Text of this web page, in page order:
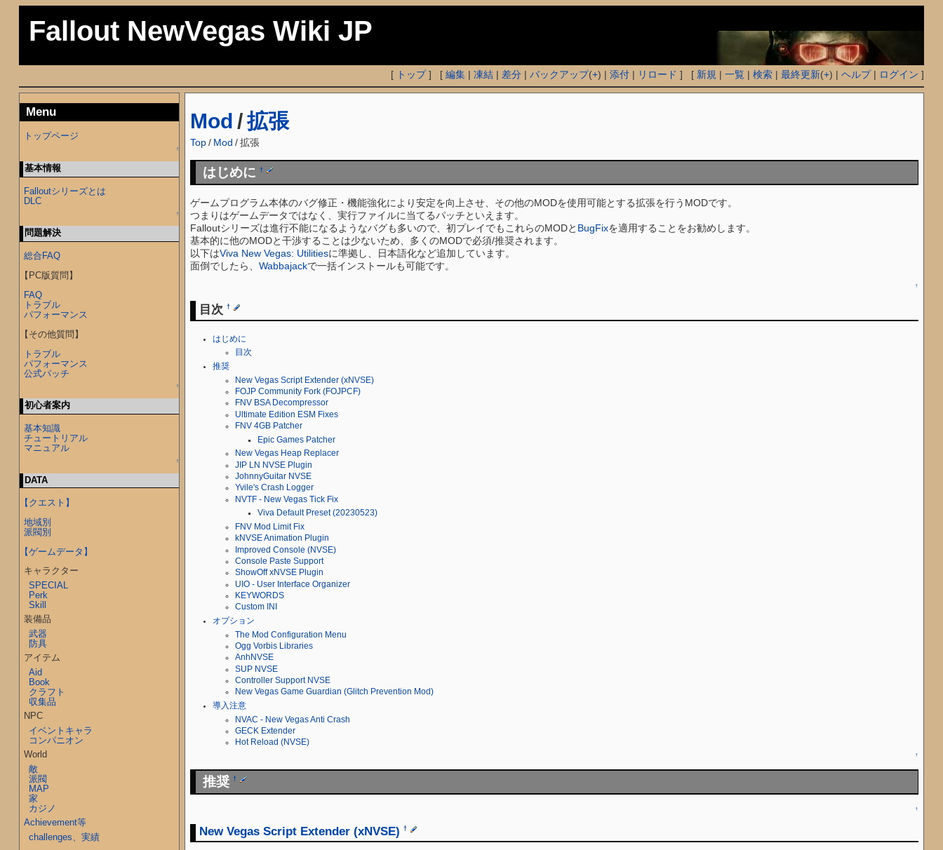
Fallout NewVegas Wiki JP
[ トップ] [編集 |凍結 | 差分 |バックアップ(+) |添付 | リロード ] [ 新規 |一覧 |検索 |最終更新(+) |ヘルプ| ログイン ]
Mod /拡張
Top/ Mod /拡張
はじめに†
ゲームプログラム本体のバグ修正・機能強化により安定を向上させ、その他のMODを使用可能とする拡張を行うMODです。
つまりはゲームデータではなく、実行ファイルに当てるパッチといえます。
Falloutシリーズは進行不能になるようなバグも多いので、初プレイでもこれらのMODと BugFixを適用することをお勧めします。
基本的に他のMODと干渉することは少ないため、多くのMODで必須/推奨されます。
以下はViva New Vegas: Utilitiesに準拠し、日本語化など追加しています。
面倒でしたら、Wabbajackで一括インストールも可能です。
↑
目次†
はじめに
目次
推奨
New Vegas Script Extender (xNVSE)
FOJP Community Fork (FOJPCF)
FNV BSA Decompressor
Ultimate Edition ESM Fixes
FNV 4GB Patcher
Epic Games Patcher
New Vegas Heap Replacer
JIP LN NVSE Plugin
JohnnyGuitar NVSE
Yvile's Crash Logger
NVTF - New Vegas Tick Fix
Viva Default Preset (20230523)
FNV Mod Limit Fix
kNVSE Animation Plugin
Improved Console (NVSE)
Console Paste Support
ShowOff xNVSE Plugin
UIO - User Interface Organizer
KEYWORDS
Custom INI
オプション
The Mod Configuration Menu
Ogg Vorbis Libraries
AnhNVSE
SUP NVSE
Controller Support NVSE
New Vegas Game Guardian (Glitch Prevention Mod)
導入注意
NVAC - New Vegas Anti Crash
GECK Extender
Hot Reload (NVSE)
↑
推奨†
↑
New Vegas Script Extender (xNVSE) †
Menu
トップページ
↑
基本情報
Falloutシリーズとは
DLC
↑
問題解決
総合FAQ
【PC版質問】
FAQ
トラブル
パフォーマンス
【その他質問】
トラブル
パフォーマンス
公式パッチ
↑
初心者案内
基本知識
チュートリアル
マニュアル
↑
DATA
【クエスト】
地域別
派閥別
【ゲームデータ】
キャラクター
SPECIAL
Perk
Skill
装備品
武器
防具
アイテム
Aid
Book
クラフト
収集品
NPC
イベントキャラ
コンパニオン
World
敵
派閥
MAP
家
カジノ
Achievement等
challenges、実績